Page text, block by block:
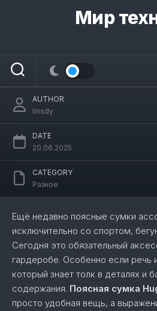
Мир
Поясная сумка Hugo
и функциональность —
AUTHOR
linsdy
DATE
20.06.2025
CATEGORY
Разное
Ещё недавно поясные сумки
исключительно со спортом,
Сегодня это обязательный
гардеробе. Особенно если речь
который знает толк в деталях и
содержания. Поясная сумка
просто удобная вещь, а